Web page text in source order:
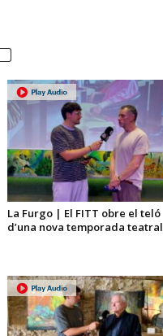
La Furgo | El FITT obre el teló
d’una nova temporada teatral